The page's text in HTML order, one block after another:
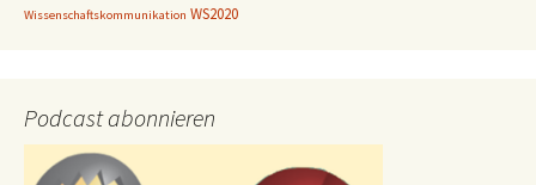
Wissenschaftskommunikation WS2020
Podcast abonnieren